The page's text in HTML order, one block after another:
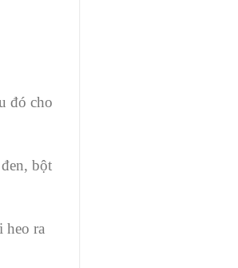
đó cho
bột
heo ra